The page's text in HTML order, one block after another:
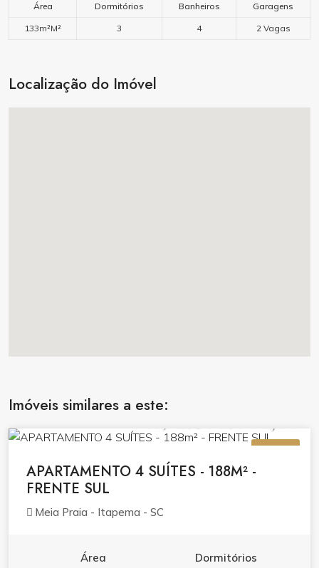
Área Dormitórios Banheiros Garagens
133m²M² 3 4 2 Vagas
Localização do Imóvel
Imóveis similares a este:
VENDA
APARTAMENTO 4 SUÍTES - 188M² -
FRENTE SUL
Meia Praia - Itapema - SC
Área
Dormitórios